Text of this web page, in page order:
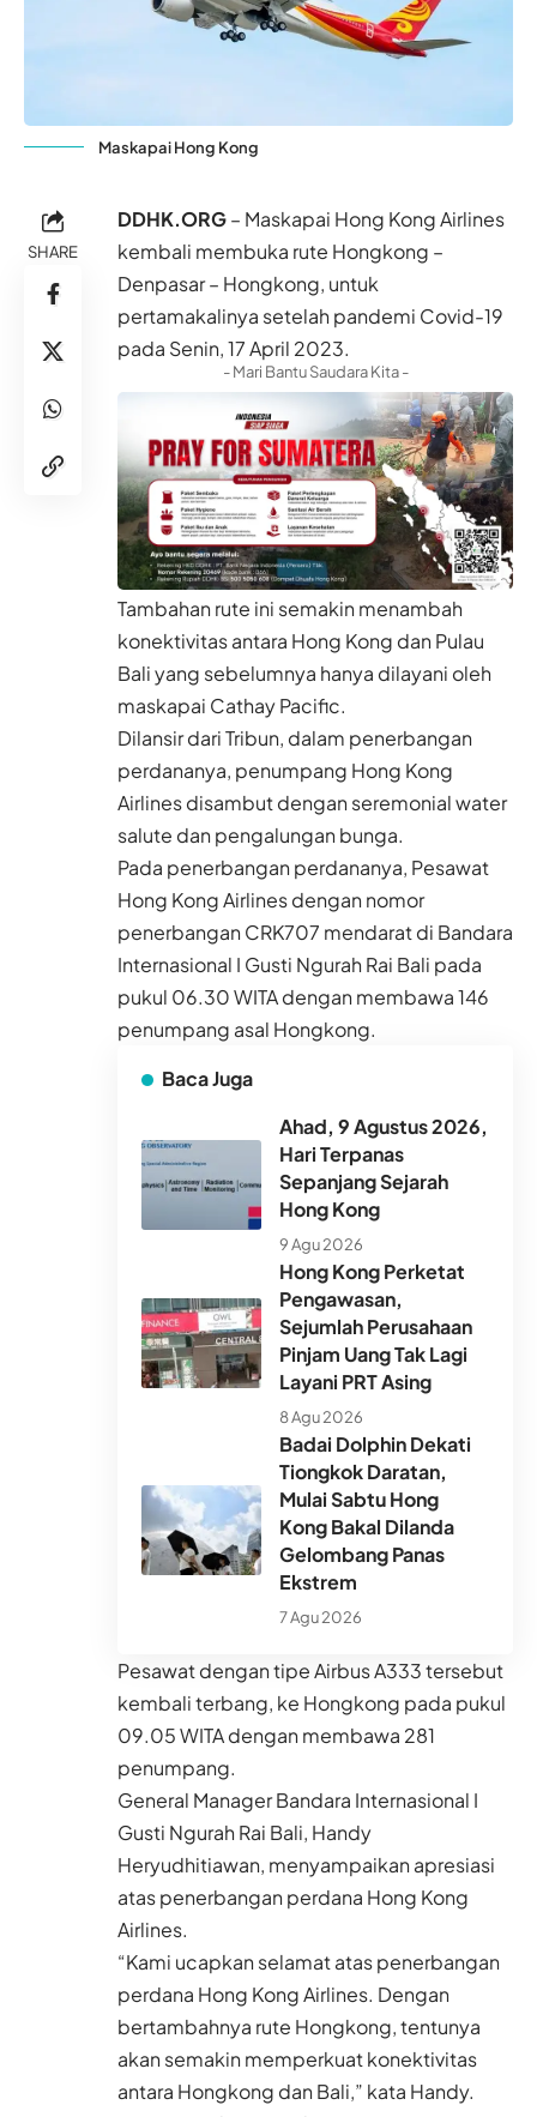
Maskapai Hong Kong
SHARE
DDHK.ORG– Maskapai Hong Kong Airlines
kembali membuka rute Hongkong –
Denpasar – Hongkong, untuk
pertamakalinya setelah pandemi Covid-19
pada Senin, 17 April 2023.
- Mari Bantu Saudara Kita -
Tambahan rute ini semakin menambah
konektivitasantara Hong Kong dan Pulau
Bali yang sebelumnya hanya dilayani oleh
maskapai Cathay Pacific.
Dilansir dariTribun, dalam penerbangan
perdananya, penumpang Hong Kong
Airlines disambut dengan seremonial water
salute dan pengalungan bunga.
Pada penerbangan perdananya, Pesawat
Hong Kong Airlines dengan nomor
penerbangan CRK707 mendarat di Bandara
Internasional I Gusti Ngurah Rai Bali pada
pukul 06.30 WITA dengan membawa 146
penumpang asal Hongkong.
Baca Juga
Ahad, 9 Agustus 2026,
Hari Terpanas
Sepanjang Sejarah
Hong Kong
9 Agu 2026
Hong Kong Perketat
Pengawasan,
Sejumlah Perusahaan
Pinjam Uang Tak Lagi
Layani PRT Asing
8 Agu 2026
Badai Dolphin Dekati
Tiongkok Daratan,
Mulai Sabtu Hong
Kong Bakal Dilanda
Gelombang Panas
Ekstrem
7 Agu 2026
Pesawat dengan tipe Airbus A333 tersebut
kembali terbang, ke Hongkong pada pukul
09.05 WITA dengan membawa 281
penumpang.
General Manager Bandara Internasional I
Gusti Ngurah Rai Bali, Handy
Heryudhitiawan, menyampaikan apresiasi
atas penerbangan perdana Hong Kong
Airlines.
“Kami ucapkan selamat atas penerbangan
perdana Hong Kong Airlines. Dengan
bertambahnya rute Hongkong, tentunya
akan semakin memperkuat konektivitas
antara Hongkong dan Bali,” kata Handy.